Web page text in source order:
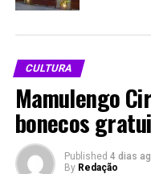
Francisco Piyãko participa
abertura da exposição
Amazônia, de Sebastião
CULTURA
Mamulengo
bonecos
Published 4 dias
By Redação